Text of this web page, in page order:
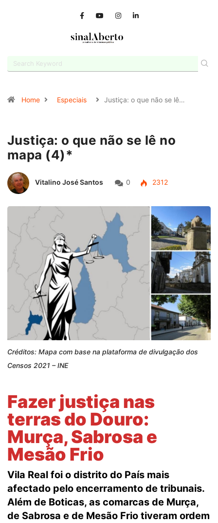
Home Especiais Justiça: o que não se lê…
Justiça: o que não se lê no
mapa (4)*
Vitalino José Santos 0 2312
Créditos: Mapa com base na plataforma de divulgação dos
Censos 2021 – INE
Fazer justiça nas
terras do Douro:
Murça, Sabrosa e
Mesão Frio
Vila Real foi o distrito do País mais
afectado pelo encerramento de tribunais.
Além de Boticas, as comarcas de Murça,
de Sabrosa e de Mesão Frio tiveram ordem